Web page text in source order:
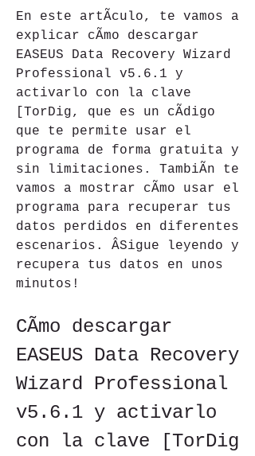
En este artÃculo, te vamos a
explicar cÃmo descargar
EASEUS Data Recovery Wizard
Professional v5.6.1 y
activarlo con la clave
[TorDig, que es un cÃdigo
que te permite usar el
programa de forma gratuita y
sin limitaciones. TambiÃn te
vamos a mostrar cÃmo usar el
programa para recuperar tus
datos perdidos en diferentes
escenarios. ÂSigue leyendo y
recupera tus datos en unos
minutos!
CÃmo descargar
EASEUS Data Recovery
Wizard Professional
v5.6.1 y activarlo
con la clave [TorDig